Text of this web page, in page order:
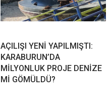
AÇILIŞI YENİ YAPILMIŞTI:
KARABURUN’DA
MİLYONLUK PROJE DENİZE
Mİ GÖMÜLDÜ?